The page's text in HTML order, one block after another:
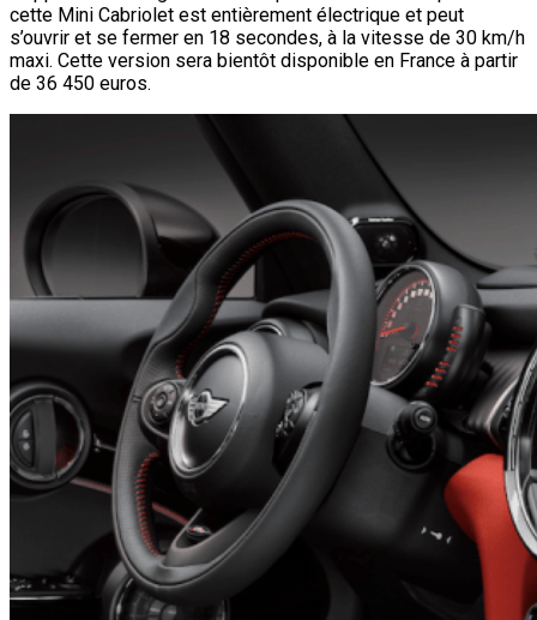
cette Mini Cabriolet est entièrement électrique et peut
s’ouvrir et se fermer en 18 secondes, à la vitesse de 30 km/h
maxi. Cette version sera bientôt disponible en France à partir
de 36 450 euros.